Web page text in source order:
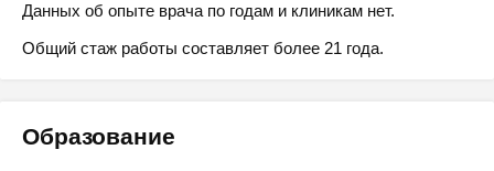
Данных об опыте врача по годам и клиникам нет.
Общий стаж работы составляет более 21 года.
Образование